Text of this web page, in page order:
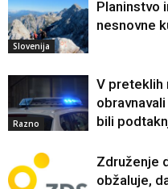
Slovenija
Planinstvo
nesnovne
Razno
V preteklih
bili
Združenje
obžaluje,